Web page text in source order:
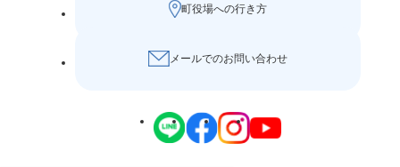
町役場への行き方
メールでのお問い合わせ